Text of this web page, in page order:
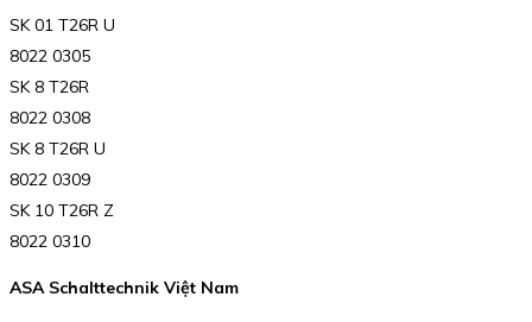
SK 01 T26R U
8022 0305
SK 8 T26R
8022 0308
SK 8 T26R U
8022 0309
SK 10 T26R Z
8022 0310
ASA Schalttechnik Việt Nam